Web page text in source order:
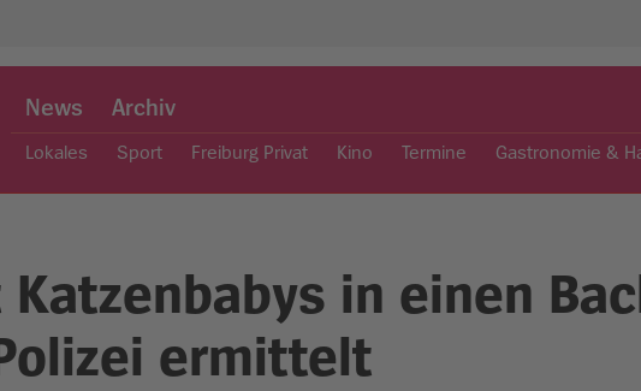
News Archiv
Lokales Sport Freiburg Privat Kino Termine Gastronomie &
in einen
ermittelt